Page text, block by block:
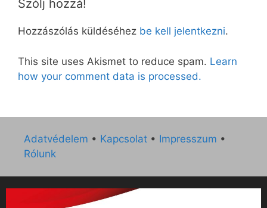
Szólj hozzá!
Hozzászólás küldéséhez be kell jelentkezni.
This site uses Akismet to reduce spam. Learn
how your comment data is processed.
Adatvédelem • Kapcsolat • Impresszum •
Rólunk